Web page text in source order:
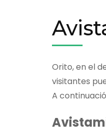
Orito, en el
visitantes
A